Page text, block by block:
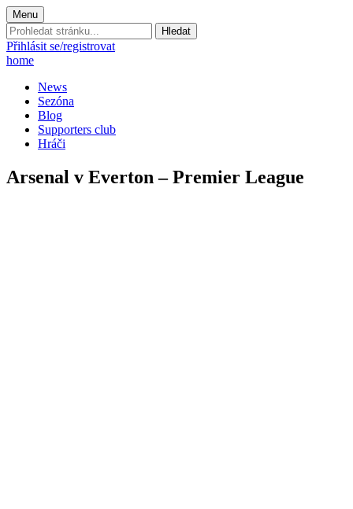
Menu
Prohledat
stránku:
Přihlásit se/registrovat
home
News
Sezóna
Blog
Supporters club
Hráči
Arsenal v Everton – Premier League